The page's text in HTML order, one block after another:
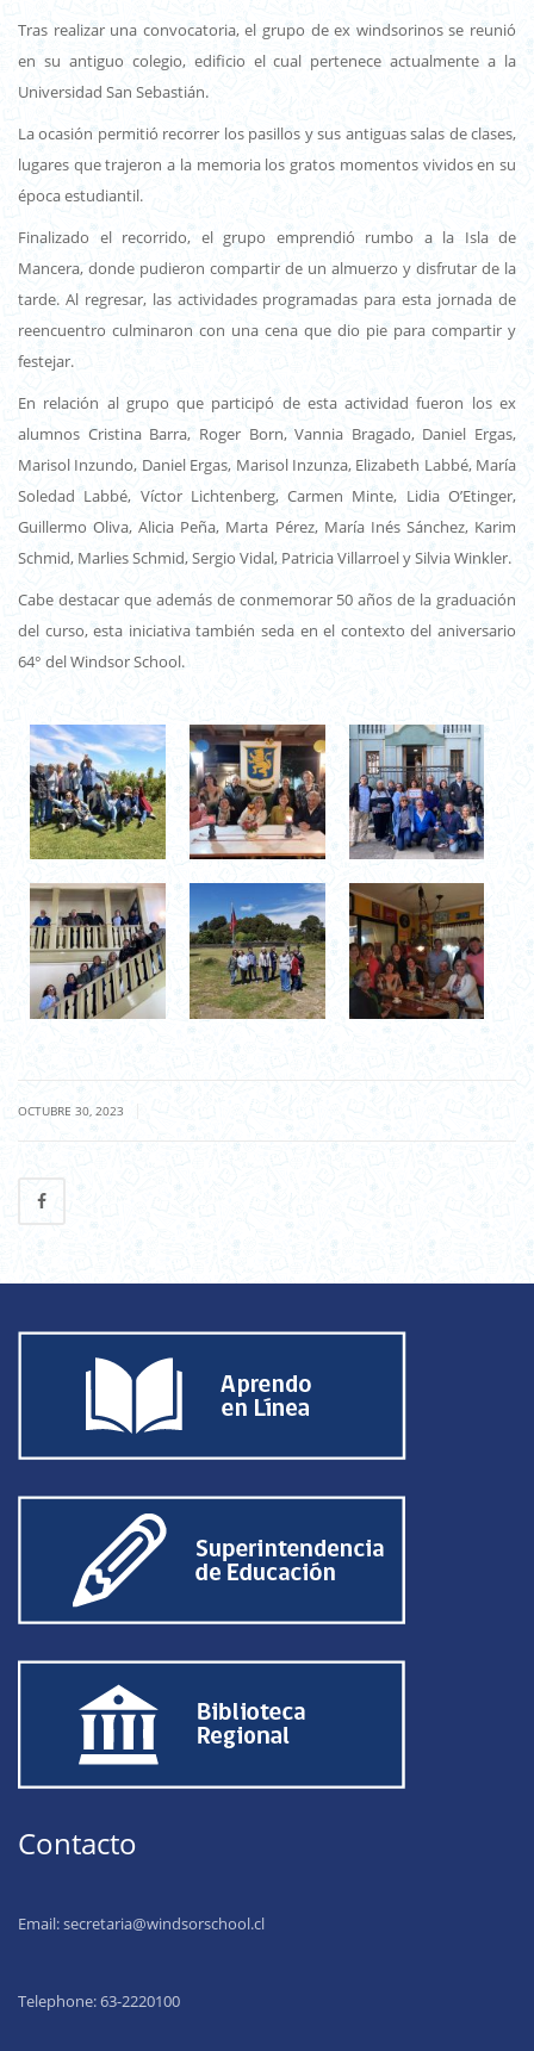
Tras realizar una convocatoria, el grupo de ex windsorinos se reunió
en su antiguo colegio, edificio el cual pertenece actualmente a la
Universidad San Sebastián.
La ocasión permitió recorrer los pasillos y sus antiguas salas de clases,
lugares que trajeron a la memoria los gratos momentos vividos en su
época estudiantil.
Finalizado el recorrido, el grupo emprendió rumbo a la Isla de
Mancera, donde pudieron compartir de un almuerzo y disfrutar de la
tarde. Al regresar, las actividades programadas para esta jornada de
reencuentro culminaron con una cena que dio pie para compartir y
festejar.
En relación al grupo que participó de esta actividad fueron los ex
alumnos Cristina Barra, Roger Born, Vannia Bragado, Daniel Ergas,
Marisol Inzundo, Daniel Ergas, Marisol Inzunza, Elizabeth Labbé, María
Soledad Labbé, Víctor Lichtenberg, Carmen Minte, Lidia O’Etinger,
Guillermo Oliva, Alicia Peña, Marta Pérez, María Inés Sánchez, Karim
Schmid, Marlies Schmid, Sergio Vidal, Patricia Villarroel y Silvia Winkler.
Cabe destacar que además de conmemorar 50 años de la graduación
del curso, esta iniciativa también seda en el contexto del aniversario
64° del Windsor School.
OCTUBRE 30, 2023
Contacto
Email:secretaria@windsorschool.cl
Telephone: 63-2220100